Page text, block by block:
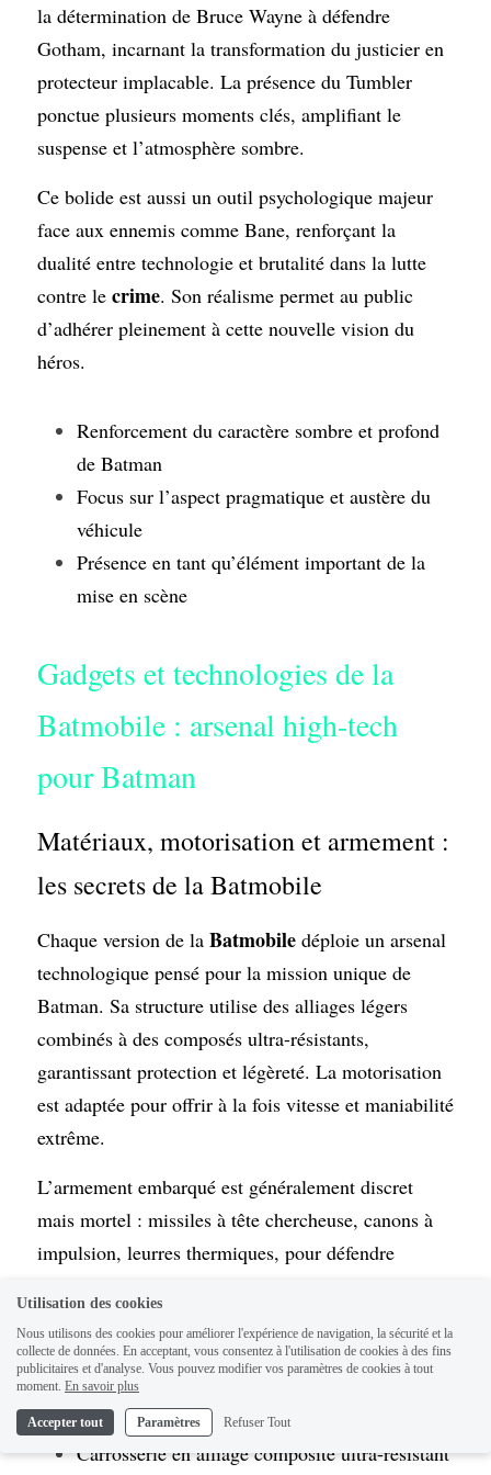
la détermination de Bruce Wayne à défendre
Gotham, incarnant la transformation du justicier en
protecteur implacable. La présence du Tumbler
ponctue plusieurs moments clés, amplifiant le
suspense et l’atmosphère sombre.
Ce bolide est aussi un outil psychologique majeur
face aux ennemis comme Bane, renforçant la
dualité entre technologie et brutalité dans la lutte
contre le crime. Son réalisme permet au public
d’adhérer pleinement à cette nouvelle vision du
héros.
Renforcement du caractère sombre et profond
de Batman
Focus sur l’aspect pragmatique et austère du
véhicule
Présence en tant qu’élément important de la
mise en scène
Gadgets et technologies de la
Batmobile : arsenal high-tech
pour Batman
Matériaux, motorisation et armement :
les secrets de la Batmobile
Chaque version de la Batmobile déploie un arsenal
technologique pensé pour la mission unique de
Batman. Sa structure utilise des alliages légers
combinés à des composés ultra-résistants,
garantissant protection et légèreté. La motorisation
est adaptée pour offrir à la fois vitesse et maniabilité
extrême.
L’armement embarqué est généralement discret
mais mortel : missiles à tête chercheuse, canons à
impulsion, leurres thermiques, pour défendre
d’Alfred et de ses connaissances en ingénierie de
pointe.
Carrosserie en alliage composite ultra-résistant
Utilisation des cookies
Nous utilisons des cookies pour améliorer l'expérience de navigation, la sécurité et la
collecte de données. En acceptant, vous consentez à l'utilisation de cookies à des fins
publicitaires et d'analyse. Vous pouvez modifier vos paramètres de cookies à tout
moment. En savoir plus
Accepter tout Paramètres Refuser Tout